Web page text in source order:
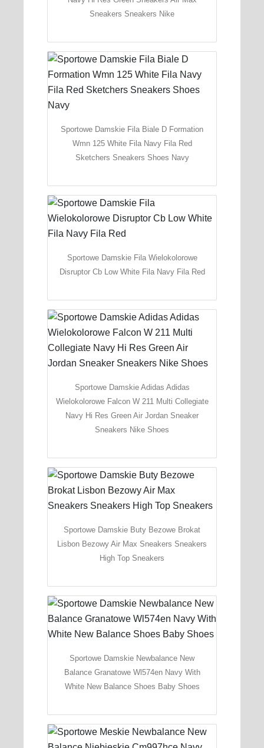
Sneakers Sneakers Nike
Sportowe Damskie Fila Biale D Formation
Wmn 125 White Fila Navy Fila Red
Sketchers Sneakers Shoes Navy
Sportowe Damskie Fila Wielokolorowe
Disruptor Cb Low White Fila Navy Fila Red
Sportowe Damskie Adidas Adidas
Wielokolorowe Falcon W 211 Multi Collegiate
Navy Hi Res Green Air Jordan Sneaker
Sneakers Nike Shoes
Sportowe Damskie Buty Bezowe Brokat
Lisbon Bezowy Air Max Sneakers Sneakers
High Top Sneakers
Sportowe Damskie Newbalance New
Balance Granatowe Wl574en Navy With
White New Balance Shoes Baby Shoes